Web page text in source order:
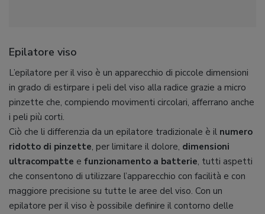
Epilatore viso
L’epilatore per il viso è un apparecchio di piccole dimensioni
in grado di estirpare i peli del viso alla radice grazie a micro
pinzette che, compiendo movimenti circolari, afferrano anche
i peli più corti.
Ciò che li differenzia da un epilatore tradizionale è il numero
ridotto di pinzette, per limitare il dolore, dimensioni
ultracompatte e funzionamento a batterie, tutti aspetti
che consentono di utilizzare l’apparecchio con facilità e con
maggiore precisione su tutte le aree del viso. Con un
epilatore per il viso è possibile definire il contorno delle